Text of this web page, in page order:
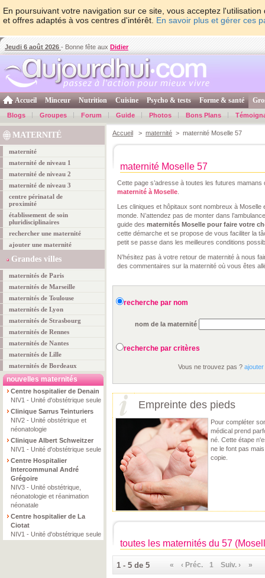
En poursuivant votre navigation sur ce site, vous acceptez
et offres adaptés à vos centres d'intérêt. En savoir plus et gérer ces
Jeudi 6 août 2026 - Bonne fête aux Didier
Accueil Minceur Nutrition Cuisine Psycho & tests Forme & santé
Blogs Groupes Forum Guide Photos Bons Plans
MATERNITÉ
maternité
maternité de niveau 1
maternité de niveau 2
maternité de niveau 3
centre périnatal de
proximité
établissement de soin
pluridisciplinaires
rechercher une maternité
ajouter une maternité
Grandes villes
maternités de Paris
maternités de Marseille
maternités de Toulouse
maternités de Lyon
maternités de Strasbourg
maternités de Rennes
maternités de Nantes
maternités de Lille
maternités de Bordeaux
nouvelles maternités
Centre hospitalier de Denain
NIV1 - Unité d'obstétrique seule
Clinique Sarrus Teinturiers
NIV2 - Unité obstétrique et
néonatologie
Clinique Albert Schweitzer
NIV1 - Unité d'obstétrique seule
Centre Hospitalier
Intercommunal André
Grégoire
NIV3 - Unité obstétrique,
néonatologie et réanimation
néonatale
Centre hospitalier de La
Ciotat
NIV1 - Unité d'obstétrique seule
Accueil > maternité > maternité Moselle 57
maternité Moselle 57
Cette page s’adresse à toutes les futures mamans
maternité à Moselle
Les cliniques et hôpitaux sont nombreux à
monde. N’attendez pas de monter dans
guide des maternités Moselle pour faire votre
cette démarche et se propose de vous faciliter la
petit se passe dans les meilleures conditions
N’hésitez pas à votre retour de maternité à nous
des commentaires sur la maternité où vous êtes
recherche par nom
nom de la maternité
recherche par critères
Vous ne trouvez pas ?
Empreinte des pieds
Pour compléter
médical prend
né. Cette étape
ne le font pas
copie.
toutes les maternités du 57
1 - 5 de 5 « ‹ Préc. 1 Suiv. › »